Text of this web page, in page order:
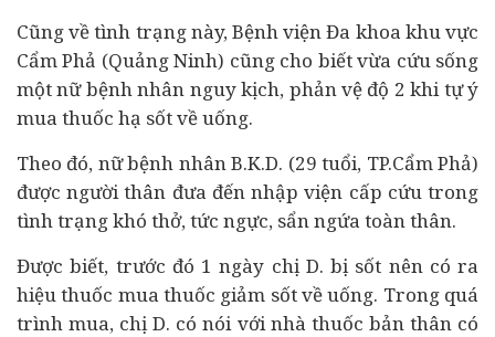
Cũng về tình trạng này, Bệnh viện Đa khoa khu vực
Cẩm Phả (Quảng Ninh) cũng cho biết vừa cứu sống
một nữ bệnh nhân nguy kịch, phản vệ độ 2 khi tự ý
mua thuốc hạ sốt về uống.
Theo đó, nữ bệnh nhân B.K.D. (29 tuổi, TP.Cẩm Phả)
được người thân đưa đến nhập viện cấp cứu trong
tình trạng khó thở, tức ngực, sẩn ngứa toàn thân.
Được biết, trước đó 1 ngày chị D. bị sốt nên có ra
hiệu thuốc mua thuốc giảm sốt về uống. Trong quá
trình mua, chị D. có nói với nhà thuốc bản thân có